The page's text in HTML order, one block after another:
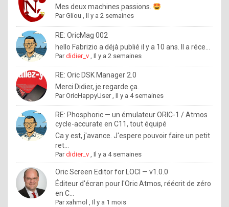
b
y
o
l
e
x
.
I
f
y
o
u
w
Mes deux machines passions.
ParGliou ,Il y a 2 semaines
RE: OricMag 002
hello Fabrizio a déjà publié il y a 10 ans. Il a réce...
Pardidier_v ,Il y a 2 semaines
RE: Oric DSK Manager 2.0
Merci Didier, je regarde ça.
ParOricHappyUser,Il y a 4 semaines
RE: Phosphoric — un émulateur ORIC-1 / Atmos
cycle-accurate en C11, tout équipé
Ca y est, j'avance. J'espere pouvoir faire un petit
ret...
Pardidier_v ,Il y a 4 semaines
Oric Screen Editor for LOCI — v1.0.0
Éditeur d'écran pour l'Oric Atmos, réécrit de zéro
en C...
Parxahmol ,Il y a 1 mois